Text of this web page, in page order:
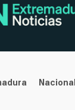
Nacional